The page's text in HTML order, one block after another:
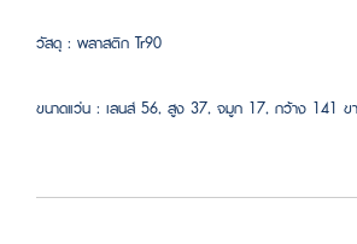
วัสดุ : พลาสติก Tr90
ขนาดแว่น : เลนส์ 56, สูง 37, จมูก 17, กว้าง 141 ข